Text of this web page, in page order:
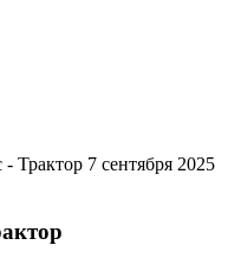
Трактор 7 сентября 2025